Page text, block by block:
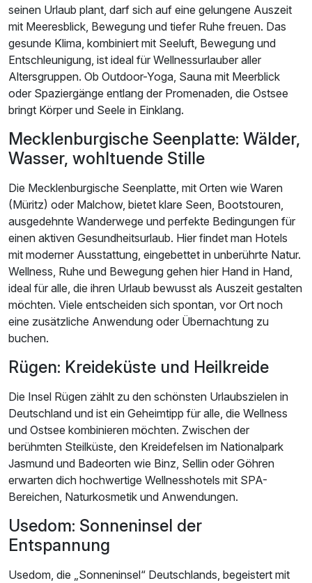
seinen Urlaub plant, darf sich auf eine gelungene Auszeit
mit Meeresblick, Bewegung und tiefer Ruhe freuen. Das
gesunde Klima, kombiniert mit Seeluft, Bewegung und
Entschleunigung, ist ideal für Wellnessurlauber aller
Altersgruppen. Ob Outdoor-Yoga, Sauna mit Meerblick
oder Spaziergänge entlang der Promenaden, die Ostsee
bringt Körper und Seele in Einklang.
Mecklenburgische Seenplatte: Wälder,
Wasser, wohltuende Stille
Die Mecklenburgische Seenplatte, mit Orten wie Waren
(Müritz) oder Malchow, bietet klare Seen, Bootstouren,
ausgedehnte Wanderwege und perfekte Bedingungen für
einen aktiven Gesundheitsurlaub. Hier findet man Hotels
mit moderner Ausstattung, eingebettet in unberührte Natur.
Wellness, Ruhe und Bewegung gehen hier Hand in Hand,
ideal für alle, die ihren Urlaub bewusst als Auszeit gestalten
möchten. Viele entscheiden sich spontan, vor Ort noch
eine zusätzliche Anwendung oder Übernachtung zu
buchen.
Rügen: Kreideküste und Heilkreide
Die Insel Rügen zählt zu den schönsten Urlaubszielen in
Deutschland und ist ein Geheimtipp für alle, die Wellness
und Ostsee kombinieren möchten. Zwischen der
berühmten Steilküste, den Kreidefelsen im Nationalpark
Jasmund und Badeorten wie Binz, Sellin oder Göhren
erwarten dich hochwertige Wellnesshotels mit SPA-
Bereichen, Naturkosmetik und Anwendungen.
Usedom: Sonneninsel der
Entspannung
Usedom, die „Sonneninsel“ Deutschlands, begeistert mit